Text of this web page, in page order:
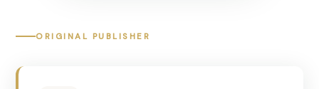
ORIGINAL PUBLISHER